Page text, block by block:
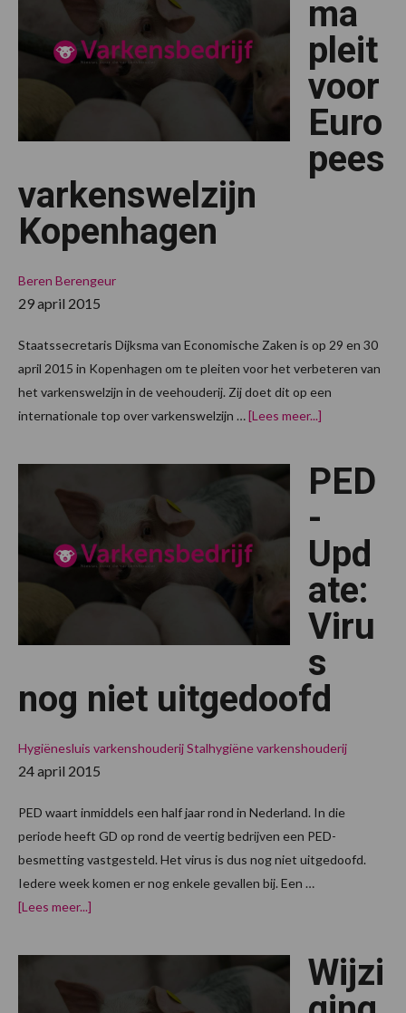
ma
pleit
voor
Euro
pees
varkenswelzijn
Kopenhagen
Beren Berengeur
29 april 2015
Staatssecretaris Dijksma van Economische Zaken is op 29 en 30
april 2015 in Kopenhagen om te pleiten voor het verbeteren van
het varkenswelzijn in de veehouderij. Zij doet dit op een
internationale top over varkenswelzijn …[Lees meer...]
varkenswelzijn
Kopenhagen
PED
-
Upd
ate:
Viru
s
nog niet uitgedoofd
Hygiënesluis varkenshouderijStalhygiëne varkenshouderij
24 april 2015
PED waart inmiddels een half jaar rond in Nederland. In die
periode heeft GD op rond de veertig bedrijven een PED-
besmetting vastgesteld. Het virus is dus nog niet uitgedoofd.
Iedere week komen er nog enkele gevallen bij. Een …
[Lees meer...]
Wijzi